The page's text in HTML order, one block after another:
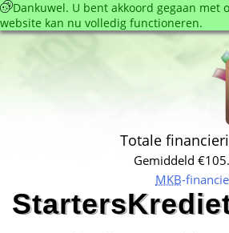
Dankuwel. U bent akkoord gegaan met
website kan nu volledig functioneren.
Totale
Gemiddeld
MKB-